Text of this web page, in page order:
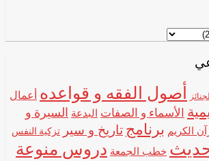
أصول الفقه و قواعده أعمال
الأسماء و الصفات البدعة السيرة و
الكريم برنامج تاريخ و سير تزكية النفس
خطب الجمعة دروس منوعة